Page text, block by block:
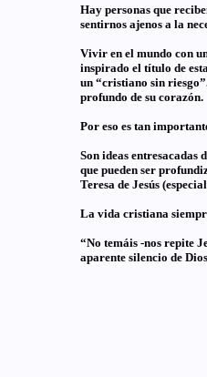
Hay personas que
sentirnos ajenos a la
Vivir en el mundo con
inspirado el título de
un “cristiano sin
profundo de su corazón.
Por eso es tan
Son ideas entresacadas
que pueden ser
Teresa de Jesús
La vida cristiana
“No temáis -nos repite
aparente silencio de